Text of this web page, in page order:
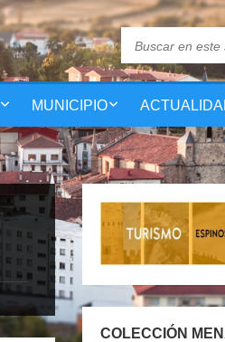
MUNICIPIO
COLECCIÓN